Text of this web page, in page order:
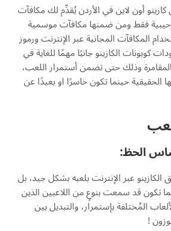
أون لاين في الأردن يُقدِّم لك مكافآت
فقط ومن ضمنها مكافآت موسمية
المكافآت المجانية عبر الإنترنت ورموز
كوبونات الكازينو جانبًا مهمًا للغاية في
المقامرة وذلك حتى تضمن أستمرار اللعب،
حينما تكون خاسرًا او بعيدًا عن
عبر الإنترنت بلعبه بشكل جيد، بل
تكون قد سمعت بنوعٍ من اللاعبين الذين
المُختلفة بإستمرار، والتبديل بين
!